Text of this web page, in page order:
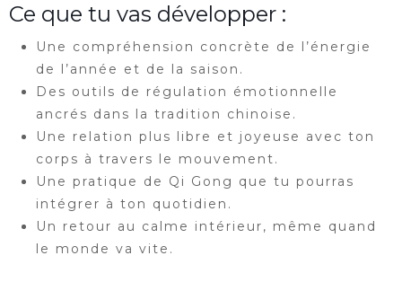
Ce que tu vas développer :
Une compréhension concrète de l’énergie
de l’année et de la saison.
Des outils de régulation émotionnelle
ancrés dans la tradition chinoise.
Une relation plus libre et joyeuse avec ton
corps à travers le mouvement.
Une pratique de Qi Gong que tu pourras
intégrer à ton quotidien.
Un retour au calme intérieur, même quand
le monde va vite.